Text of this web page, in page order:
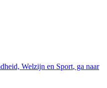
Welzijn en Sport, ga naar